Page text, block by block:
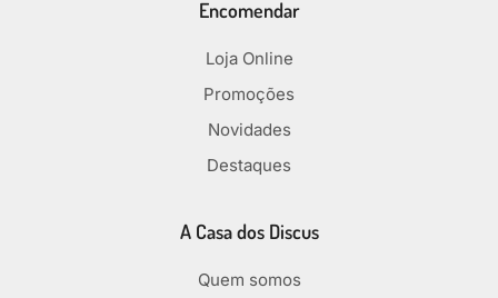
Encomendar
Loja Online
Promoções
Novidades
Destaques
A Casa dos Discus
Quem somos